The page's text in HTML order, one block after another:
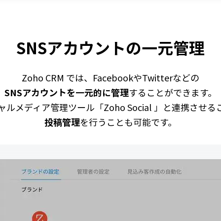
SNSアカウントの一元管理
Zoho CRM では、FacebookやTwitterなどの
SNSアカウントを一元的に管理することができます。
ルメディア管理ツール「Zoho Social 」と連携させる
投稿管理を行うことも可能です。